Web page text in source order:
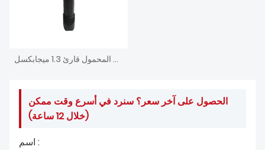
ماسح الباركود الصناعي السلكي المحمول قارئ 1.3 ميجابكسل
الحصول على آخر سعر؟ سنرد في أسرع وقت ممكن
(خلال 12 ساعة)
اسم :